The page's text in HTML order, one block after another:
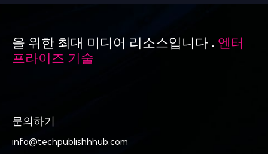
을 위한 최대 미디어 리소스입니다 . 엔터
프라이즈 기술
문의하기
info@techpublishhhub.com